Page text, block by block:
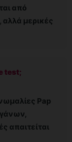
από
αλλά μερικές
test;
Pap
απαιτείται